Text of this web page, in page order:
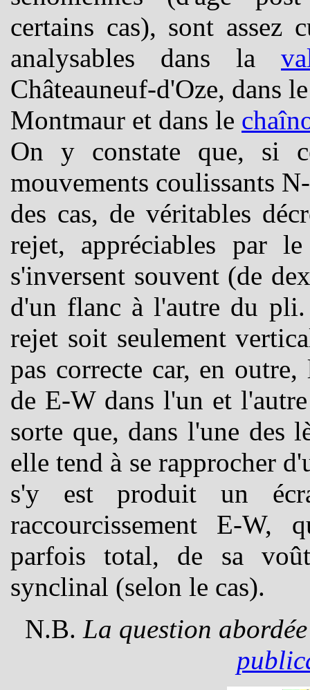
certains cas), sont assez
analysables dans la
Châteauneuf-d'Oze, dans
Montmaur et dans le
On y constate que, si
mouvements coulissants
des cas, de véritables
rejet, appréciables par
s'inversent souvent (de
d'un flanc à l'autre du
rejet soit seulement
pas correcte car, en
de E-W dans l'un et
sorte que, dans l'une des
elle tend à se rapprocher
s'y est produit un
raccourcissement E-
parfois total, de sa
synclinal (selon le cas).
N.B. La question